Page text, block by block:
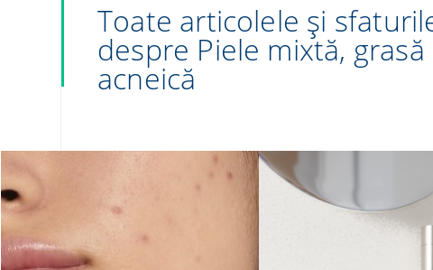
Toate articolele și
despre Piele mixtă,
acneică